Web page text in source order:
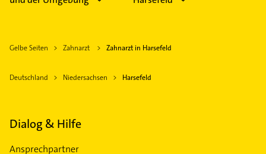
Gelbe Seiten Zahnarzt Zahnarzt in Harsefeld
Deutschland Niedersachsen Harsefeld
Dialog & Hilfe
Ansprechpartner